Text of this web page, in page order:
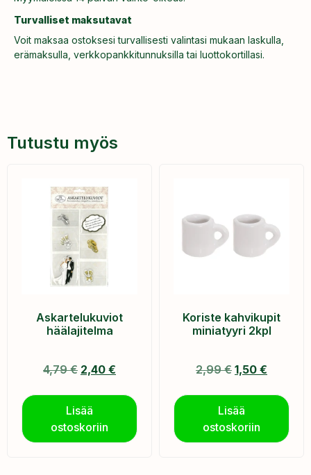
Turvalliset maksutavat
Voit maksaa ostoksesi turvallisesti valintasi mukaan laskulla,
erämaksulla, verkkopankkitunnuksilla tai luottokortillasi.
Tutustu myös
Askartelukuviot
häälajitelma
4,79€ 2,40 €
Lisää
ostoskoriin
Koriste kahvikupit
miniatyyri 2kpl
2,99€ 1,50 €
Lisää
ostoskoriin